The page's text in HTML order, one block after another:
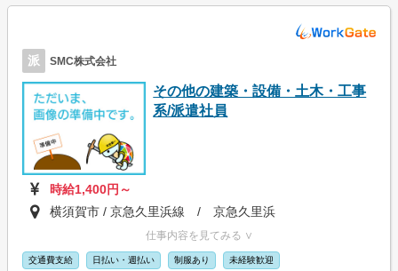
派 SMC株式会社
その他の建築・設備・土木・工事
系/派遣社員
時給1,400円～
横須賀市 / 京急久里浜線 / 京急久里浜
仕事内容を見てみる ∨
交通費支給 日払い・週払い 制服あり 未経験歓迎